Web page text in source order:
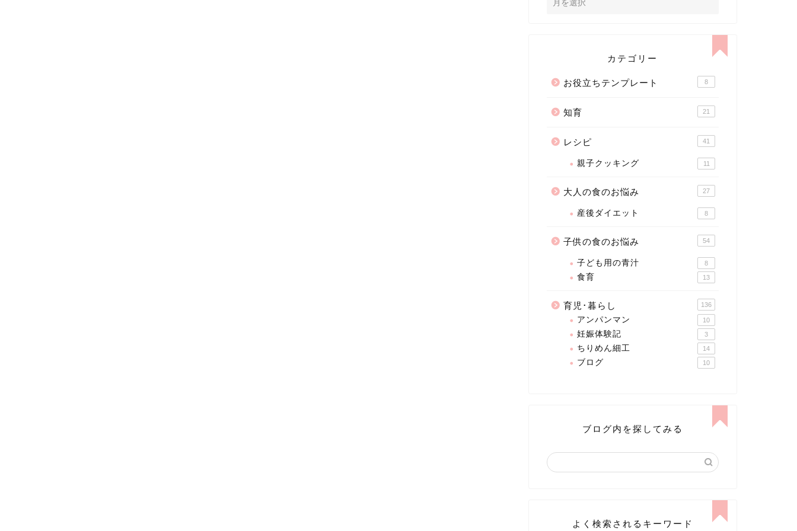
カテゴリー
お役立ちテンプレート 8
知育 21
レシピ 41
親子クッキング 11
大人の食のお悩み 27
産後ダイエット 8
子供の食のお悩み 54
子ども用の青汁 8
食育 13
育児･暮らし 136
アンパンマン 10
妊娠体験記 3
ちりめん細工 14
ブログ 10
ブログ内を探してみる
よく検索されるキーワード